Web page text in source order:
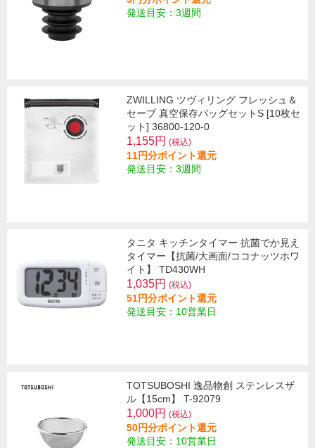
発送目安：3週間
ZWILLING ツヴィリング フレッシュ＆
セーブ 真空保存バッグセットS [10枚セ
ット] 36800-120-0
1,155円 (税込)
11円分ポイント還元
発送目安：3週間
タニタ キッチンタイマー 抗菌でか見え
タイマー【抗菌/大画面/ココナッツホワ
イト】 TD430WH
1,035円 (税込)
51円分ポイント還元
発送目安：10営業日
TOTSUBOSHI 逸品物創 ステンレスザ
ル【15cm】 T-92079
1,000円 (税込)
50円分ポイント還元
発送目安：10営業日